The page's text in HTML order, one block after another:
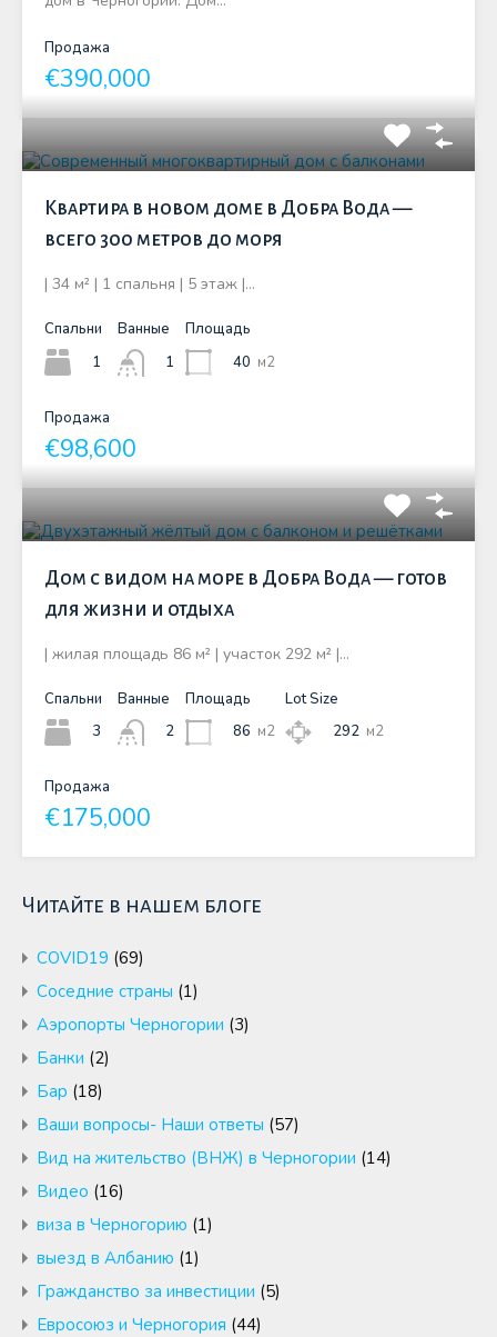
Продажа
€390,000
Квартира в новом доме в Добра Вода —
всего 300 метров до моря
| 34 м² | 1 спальня | 5 этаж |…
Спальни
1
Ванные
1
Площадь
40 м2
Продажа
€98,600
Дом с видом на море в Добра Вода — готов
для жизни и отдыха
| жилая площадь 86 м² | участок 292 м² |…
Спальни
3
Ванные
2
Площадь
86 м2
Lot Size
292 м2
Продажа
€175,000
Читайте в нашем блоге
COVID19 (69)
Cоседние страны (1)
Аэропорты Черногории (3)
Банки (2)
Бар (18)
Ваши вопросы- Наши ответы (57)
Вид на жительство (ВНЖ) в Черногории (14)
Видео (16)
виза в Черногорию (1)
выезд в Албанию (1)
Гражданство за инвестиции (5)
Евросоюз и Черногория (44)